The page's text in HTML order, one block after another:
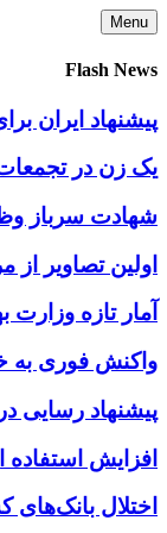
Skip
to
content
Menu
Flash News
پیشنهاد ایران
یک زن در
شهادت سرباز
اولین تصاویر
آمار تازه
واکنش فوری
پیشنهاد رسایی
افزایش استفاده
اختلال